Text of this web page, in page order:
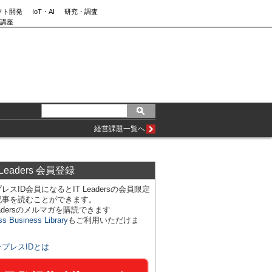
ト開発 IoT・AI
研究・調査
座
経営課題一覧へ
会員登録
スID会員になるとIT Leadersの会員限定
を読むことができます。
のメルマガを購読できます
Business Libraryもご利用いただけま
プレスIDとは